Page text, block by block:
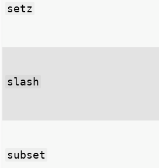
setz
slash
subset